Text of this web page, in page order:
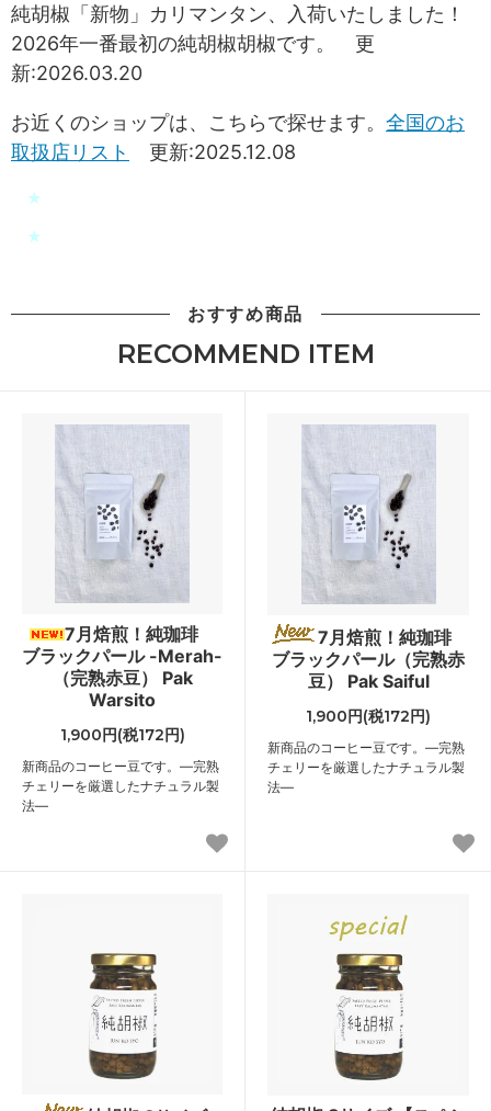
純胡椒「新物」カリマンタン、入荷いたしました！
2026年一番最初の純胡椒胡椒です。 更
新:2026.03.20
お近くのショップは、こちらで探せます。 全国のお
取扱店リスト
更新:2025.12.08
★
★
おすすめ商品
RECOMMEND ITEM
7月焙煎！純珈琲
ブラックパール -Merah-
（完熟赤豆） Pak
Warsito
1,900円(税172円)
新商品のコーヒー豆です。―完熟
チェリーを厳選したナチュラル製
法―
7月焙煎！純珈琲
ブラックパール（完熟赤
豆） Pak Saiful
1,900円(税172円)
新商品のコーヒー豆です。―完熟
チェリーを厳選したナチュラル製
法―